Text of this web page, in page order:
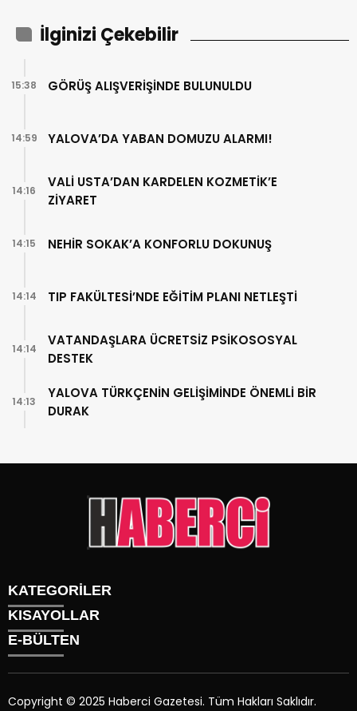
İlginizi Çekebilir
GÖRÜŞ ALIŞVERİŞİNDE BULUNULDU
15:38
YALOVA’DA YABAN DOMUZU ALARMI!
14:59
VALİ USTA’DAN KARDELEN KOZMETİK’E
ZİYARET
14:16
NEHİR SOKAK’A KONFORLU DOKUNUŞ
14:15
TIP FAKÜLTESİ’NDE EĞİTİM PLANI NETLEŞTİ
14:14
VATANDAŞLARA ÜCRETSİZ PSİKOSOSYAL
DESTEK
14:14
YALOVA TÜRKÇENİN GELİŞİMİNDE ÖNEMLİ BİR
DURAK
14:13
KATEGORİLER
Gündem
Siyaset
Sağlık
KISAYOLLAR
Künye
Üyelik
İletişim
E-BÜLTEN
Copyright © 2025 Haberci Gazetesi. Tüm Hakları Saklıdır.